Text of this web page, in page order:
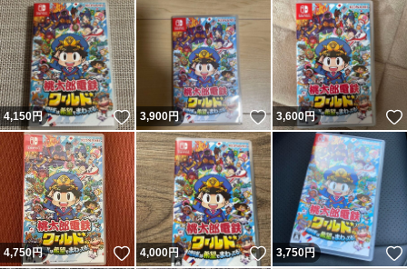
4,150円 いいね！
3,900円 いいね！
3,600円
4,750円 いいね！
4,000円 いいね！
3,750円